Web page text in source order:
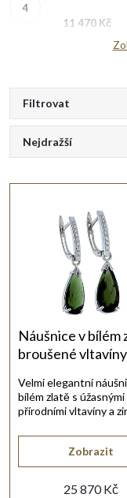
11 470 Kč
Filtrovat
Ř
a
p
r
o
Nejdražší
Nejprodávanější
Abecedně
V
ý
p
r
o
d
u
Náušnice v bílém
broušené vltavíny
25 870 Kč
Zobrazit
Velmi elegantní
bílém zlatě s úžasnými
přírodními vltavíny a